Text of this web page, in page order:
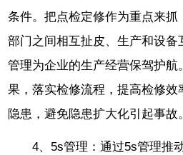
条件。把点检定修作为重点来
部门之间相互扯皮、生产和设备
管理为企业的生产经营保驾护航
果，落实检修流程，提高检修
隐患，避免隐患扩大化引起事故。
4、5s管理：通过5s管理推